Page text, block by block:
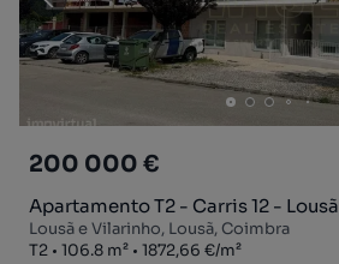
200 000 €
Apartamento T2 - Carris 12 - Lousã
Lousã e Vilarinho, Lousã, Coimbra
Tipologia
T2
Zona106.8 m²
Preço por metro quadrado
1872,66 €/m²